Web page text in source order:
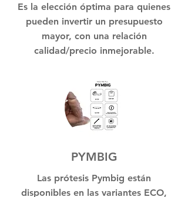
Es la elección óptima para quienes
pueden invertir un presupuesto
mayor, con una relación
calidad/precio inmejorable.
PYMBIG
Las prótesis Pymbig están
disponibles en las variantes ECO,